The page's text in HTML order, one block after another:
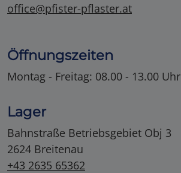
office@pfister-pflaster.at
Öffnungszeiten
Montag - Freitag: 08.00 - 13.00 Uhr
Lager
Bahnstraße Betriebsgebiet Obj 3
2624 Breitenau
+43 2635 65362